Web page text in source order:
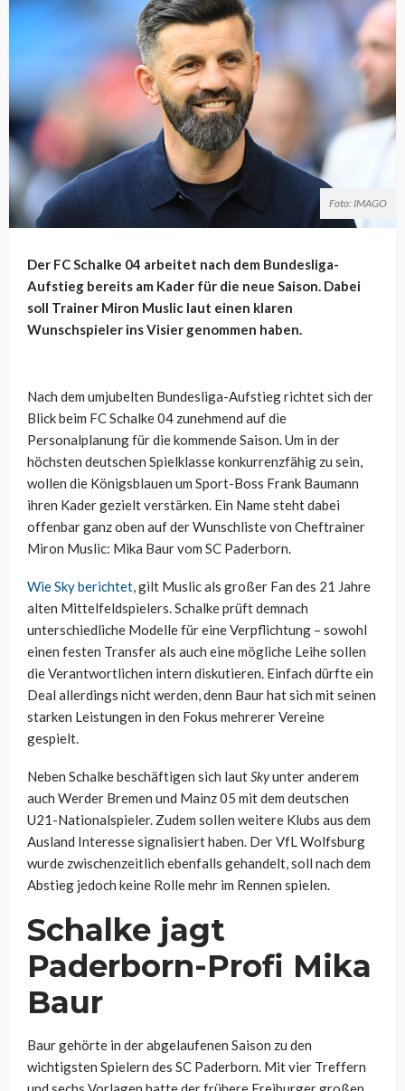
Foto: IMAGO
Der FC Schalke 04 arbeitet nach dem Bundesliga-
Aufstieg bereits am Kader für die neue Saison. Dabei
soll Trainer Miron Muslic laut einen klaren
Wunschspieler ins Visier genommen haben.
Nach dem umjubelten Bundesliga-Aufstieg richtet sich der
Blick beim FC Schalke 04 zunehmend auf die
Personalplanung für die kommende Saison. Um in der
höchsten deutschen Spielklasse konkurrenzfähig zu sein,
wollen die Königsblauen um Sport-Boss Frank Baumann
ihren Kader gezielt verstärken. Ein Name steht dabei
offenbar ganz oben auf der Wunschliste von Cheftrainer
Miron Muslic: Mika Baur vom SC Paderborn.
Wie Sky berichtet, gilt Muslic als großer Fan des 21 Jahre
alten Mittelfeldspielers. Schalke prüft demnach
unterschiedliche Modelle für eine Verpflichtung – sowohl
einen festen Transfer als auch eine mögliche Leihe sollen
die Verantwortlichen intern diskutieren. Einfach dürfte ein
Deal allerdings nicht werden, denn Baur hat sich mit seinen
starken Leistungen in den Fokus mehrerer Vereine
gespielt.
Neben Schalke beschäftigen sich lautSkyunter anderem
auch Werder Bremen und Mainz 05 mit dem deutschen
U21-Nationalspieler. Zudem sollen weitere Klubs aus dem
Ausland Interesse signalisiert haben. Der VfL Wolfsburg
wurde zwischenzeitlich ebenfalls gehandelt, soll nach dem
Abstieg jedoch keine Rolle mehr im Rennen spielen.
Schalke jagt
Paderborn-Profi Mika
Baur
Baur gehörte in der abgelaufenen Saison zu den
wichtigsten Spielern des SC Paderborn. Mit vier Treffern